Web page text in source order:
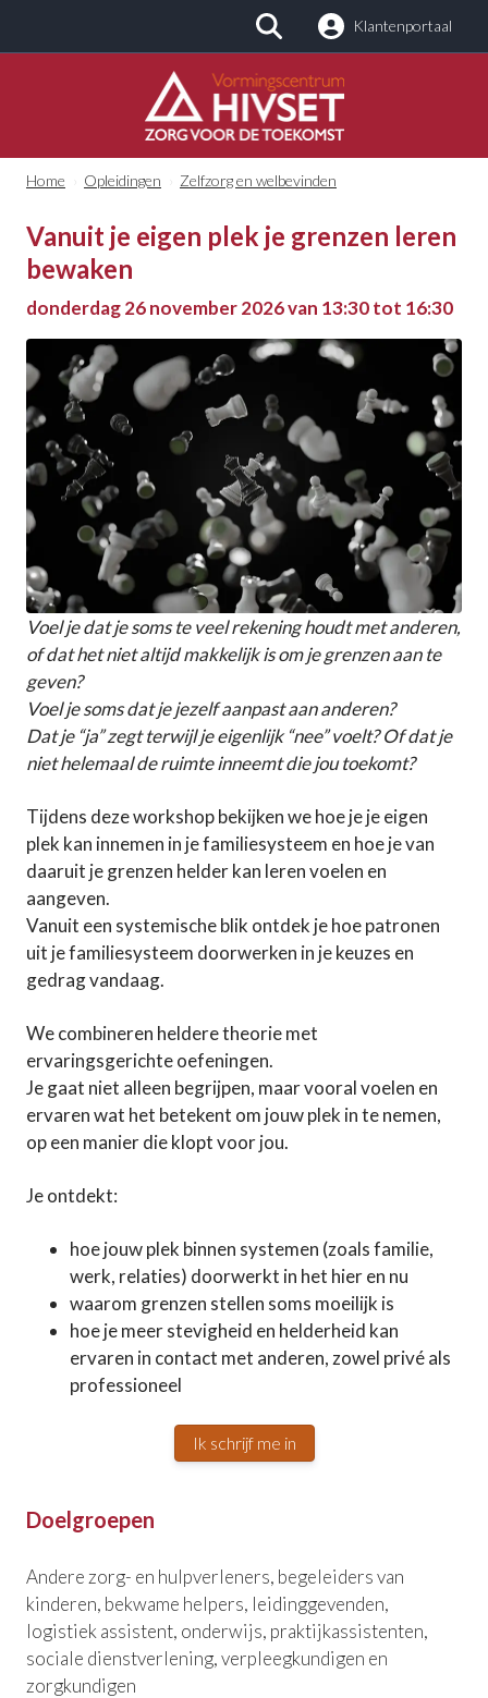
Zoeken Klantenportaal
Home Opleidingen Zelfzorg en welbevinden
Vanuit je eigen plek je grenzen leren
bewaken
donderdag 26 november 2026 van 13:30 tot 16:30
Voel je dat je soms te veel rekening houdt met anderen,
of dat het niet altijd makkelijk is om je grenzen aan te
geven?
Voel je soms dat je jezelf aanpast aan anderen?
Dat je “ja” zegt terwijl je eigenlijk “nee” voelt? Of dat je
niet helemaal de ruimte inneemt die jou toekomt?
Tijdens deze workshop bekijken we hoe je je eigen
plek kan innemen in je familiesysteem en hoe je van
daaruit je grenzen helder kan leren voelen en
aangeven.
Vanuit een systemische blik ontdek je hoe patronen
uit je familiesysteem doorwerken in je keuzes en
gedrag vandaag.
We combineren heldere theorie met
ervaringsgerichte oefeningen.
Je gaat niet alleen begrijpen, maar vooral voelen en
ervaren wat het betekent om jouw plek in te nemen,
op een manier die klopt voor jou.
Je ontdekt:
hoe jouw plek binnen systemen (zoals familie,
werk, relaties) doorwerkt in het hier en nu
waarom grenzen stellen soms moeilijk is
hoe je meer stevigheid en helderheid kan
ervaren in contact met anderen, zowel privé als
professioneel
Ik schrijf me in
Doelgroepen
Andere zorg- en hulpverleners, begeleiders van
kinderen, bekwame helpers, leidinggevenden,
logistiek assistent, onderwijs, praktijkassistenten,
sociale dienstverlening, verpleegkundigen en
zorgkundigen